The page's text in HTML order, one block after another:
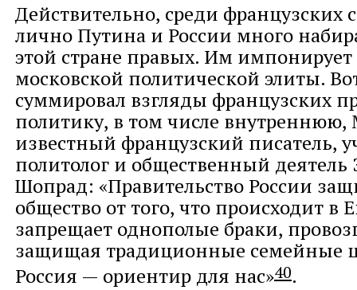
Действительно, среди французских
лично Путина и России много
этой стране правых. Им импонирует
московской политической элиты.
суммировал взгляды французских
политику, в том числе
известный французский писатель,
политолог и общественный
Шопрад: «Правительство России
общество от того, что происходит в
запрещает однополые браки,
защищая традиционные семейные
Россия — ориентир для нас»40.